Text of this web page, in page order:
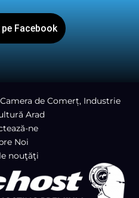
Facebook
de Comerț, Industrie
Arad
ne
Noi
nouţăţi